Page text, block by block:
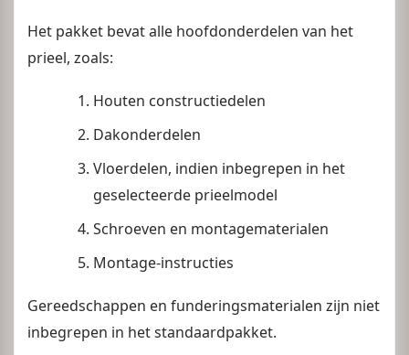
Het pakket bevat alle hoofdonderdelen van het
prieel, zoals:
Houten constructiedelen
Dakonderdelen
Vloerdelen, indien inbegrepen in het
geselecteerde prieelmodel
Schroeven en montagematerialen
Montage-instructies
Gereedschappen en funderingsmaterialen zijn niet
inbegrepen in het standaardpakket.